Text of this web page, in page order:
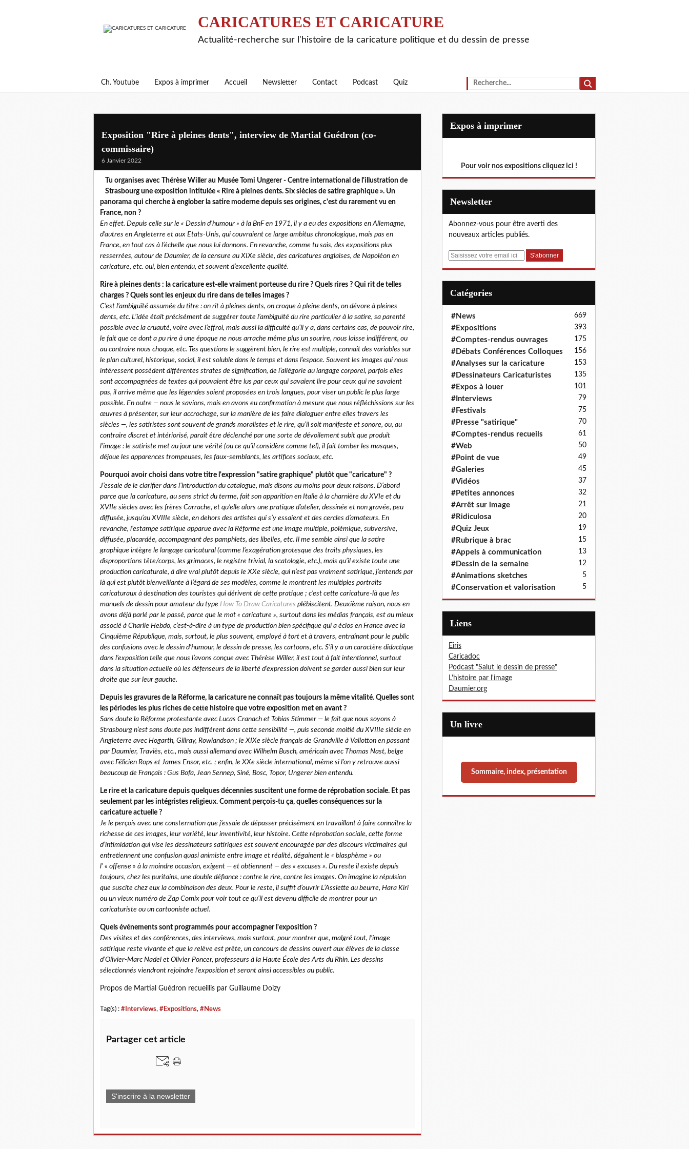
CARICATURES ET CARICATURE
Actualité-recherche sur l'histoire de la caricature politique et du dessin de presse
Ch. Youtube Expos à imprimer Accueil Newsletter Contact Podcast Quiz
Exposition "Rire à pleines dents", interview de Martial Guédron (co-
commissaire)
6 Janvier 2022
Tu organises avec Thérèse Willer au Musée Tomi Ungerer - Centre international de l'illustration de
Strasbourg une exposition intitulée « Rire à pleines dents. Six siècles de satire graphique ». Un
panorama qui cherche à englober la satire moderne depuis ses origines, c'est du rarement vu en
France, non ?
En effet. Depuis celle sur le « Dessin d’humour » à la BnF en 1971, il y a eu des expositions en Allemagne,
d’autres en Angleterre et aux Etats-Unis, qui couvraient ce large ambitus chronologique, mais pas en
France, en tout cas à l’échelle que nous lui donnons. En revanche, comme tu sais, des expositions plus
resserrées, autour de Daumier, de la censure au XIXe siècle, des caricatures anglaises, de Napoléon en
caricature, etc. oui, bien entendu, et souvent d’excellente qualité.
Rire à pleines dents : la caricature est-elle vraiment porteuse du rire ? Quels rires ? Qui rit de telles
charges ? Quels sont les enjeux du rire dans de telles images ?
C’est l’ambiguïté assumée du titre : on rit à pleines dents, on croque à pleine dents, on dévore à pleines
dents, etc. L’idée était précisément de suggérer toute l’ambiguïté du rire particulier à la satire, sa parenté
possible avec la cruauté, voire avec l’effroi, mais aussi la difficulté qu’il y a, dans certains cas, de pouvoir rire,
le fait que ce dont a pu rire à une époque ne nous arrache même plus un sourire, nous laisse indifférent, ou
au contraire nous choque, etc. Tes questions le suggèrent bien, le rire est multiple, connaît des variables sur
le plan culturel, historique, social, il est soluble dans le temps et dans l’espace. Souvent les images qui nous
intéressent possèdent différentes strates de signification, de l’allégorie au langage corporel, parfois elles
sont accompagnées de textes qui pouvaient être lus par ceux qui savaient lire pour ceux qui ne savaient
pas, il arrive même que les légendes soient proposées en trois langues, pour viser un public le plus large
possible. En outre — nous le savions, mais en avons eu confirmation à mesure que nous réfléchissions sur les
œuvres à présenter, sur leur accrochage, sur la manière de les faire dialoguer entre elles travers les
siècles —, les satiristes sont souvent de grands moralistes et le rire, qu’il soit manifeste et sonore, ou, au
contraire discret et intériorisé, paraît être déclenché par une sorte de dévoilement subit que produit
l’image : le satiriste met au jour une vérité (ou ce qu’il considère comme tel), il fait tomber les masques,
déjoue les apparences trompeuses, les faux-semblants, les artifices sociaux, etc.
Pourquoi avoir choisi dans votre titre l'expression "satire graphique" plutôt que "caricature" ?
J’essaie de le clarifier dans l’introduction du catalogue, mais disons au moins pour deux raisons. D’abord
parce que la caricature, au sens strict du terme, fait son apparition en Italie à la charnière du XVIe et du
XVIIe siècles avec les frères Carrache, et qu’elle alors une pratique d’atelier, dessinée et non gravée, peu
diffusée, jusqu’au XVIIIe siècle, en dehors des artistes qui s’y essaient et des cercles d’amateurs. En
revanche, l’estampe satirique apparue avec la Réforme est une image multiple, polémique, subversive,
diffusée, placardée, accompagnant des pamphlets, des libelles, etc. Il me semble ainsi que la satire
graphique intègre le langage caricatural (comme l’exagération grotesque des traits physiques, les
disproportions tête/corps, les grimaces, le registre trivial, la scatologie, etc.), mais qu’il existe toute une
production caricaturale, à dire vrai plutôt depuis le XXe siècle, qui n’est pas vraiment satirique, j’entends par
là qui est plutôt bienveillante à l’égard de ses modèles, comme le montrent les multiples portraits
caricaturaux à destination des touristes qui dérivent de cette pratique ; c’est cette caricature-là que les
manuels de dessin pour amateur du type How To Draw Caricatures plébiscitent. Deuxième raison, nous en
avons déjà parlé par le passé, parce que le mot « caricature », surtout dans les médias français, est au mieux
associé à Charlie Hebdo, c’est-à-dire à un type de production bien spécifique qui a éclos en France avec la
Cinquième République, mais, surtout, le plus souvent, employé à tort et à travers, entraînant pour le public
des confusions avec le dessin d’humour, le dessin de presse, les cartoons, etc. S’il y a un caractère didactique
dans l’exposition telle que nous l’avons conçue avec Thérèse Willer, il est tout à fait intentionnel, surtout
dans la situation actuelle où les défenseurs de la liberté d’expression doivent se garder aussi bien sur leur
droite que sur leur gauche.
Depuis les gravures de la Réforme, la caricature ne connaît pas toujours la même vitalité. Quelles sont
les périodes les plus riches de cette histoire que votre exposition met en avant ?
Sans doute la Réforme protestante avec Lucas Cranach et Tobias Stimmer — le fait que nous soyons à
Strasbourg n’est sans doute pas indifférent dans cette sensibilité —, puis seconde moitié du XVIIIe siècle en
Angleterre avec Hogarth, Gillray, Rowlandson ; le XIXe siècle français de Grandville à Vallotton en passant
par Daumier, Traviès, etc., mais aussi allemand avec Wilhelm Busch, américain avec Thomas Nast, belge
avec Félicien Rops et James Ensor, etc. ; enfin, le XXe siècle international, même si l’on y retrouve aussi
beaucoup de Français : Gus Bofa, Jean Sennep, Siné, Bosc, Topor, Ungerer bien entendu.
Le rire et la caricature depuis quelques décennies suscitent une forme de réprobation sociale. Et pas
seulement par les intégristes religieux. Comment perçois-tu ça, quelles conséquences sur la
caricature actuelle ?
Je le perçois avec une consternation que j’essaie de dépasser précisément en travaillant à faire connaître la
richesse de ces images, leur variété, leur inventivité, leur histoire. Cette réprobation sociale, cette forme
d’intimidation qui vise les dessinateurs satiriques est souvent encouragée par des discours victimaires qui
entretiennent une confusion quasi animiste entre image et réalité, dégainent le « blasphème » ou
l’ « offense » à la moindre occasion, exigent — et obtiennent — des « excuses ». Du reste il existe depuis
toujours, chez les puritains, une double défiance : contre le rire, contre les images. On imagine la répulsion
que suscite chez eux la combinaison des deux. Pour le reste, il suffit d’ouvrir L’Assiette au beurre, Hara Kiri
ou un vieux numéro de Zap Comix pour voir tout ce qu’il est devenu difficile de montrer pour un
caricaturiste ou un cartooniste actuel.
Quels événements sont programmés pour accompagner l'exposition ?
Des visites et des conférences, des interviews, mais surtout, pour montrer que, malgré tout, l’image
satirique reste vivante et que la relève est prête, un concours de dessins ouvert aux élèves de la classe
d’Olivier-Marc Nadel et Olivier Poncer, professeurs à la Haute École des Arts du Rhin. Les dessins
sélectionnés viendront rejoindre l’exposition et seront ainsi accessibles au public.
Propos de Martial Guédron recueillis par Guillaume Doizy
Tag(s) : #Interviews, #Expositions, #News
Partager cet article
S'inscrire à la newsletter
Expos à imprimer
Pour voir nos expositions cliquez ici !
Newsletter
Abonnez-vous pour être averti des
nouveaux articles publiés.
E
Catégories
#News 669
#Expositions 393
#Comptes-rendus ouvrages 175
#Débats Conférences Colloques 156
#Analyses sur la caricature 153
#Dessinateurs Caricaturistes 135
#Expos à louer 101
#Interviews 79
#Festivals 75
#Presse "satirique" 70
#Comptes-rendus recueils 61
#Web 50
#Point de vue 49
#Galeries 45
#Vidéos 37
#Petites annonces 32
#Arrêt sur image 21
#Ridiculosa 20
#Quiz Jeux 19
#Rubrique à brac 15
#Appels à communication 13
#Dessin de la semaine 12
#Animations sketches 5
#Conservation et valorisation 5
Liens
Eiris
Caricadoc
Podcast "Salut le dessin de presse"
L'histoire par l'image
Daumier.org
Un livre
Sommaire, index, présentation